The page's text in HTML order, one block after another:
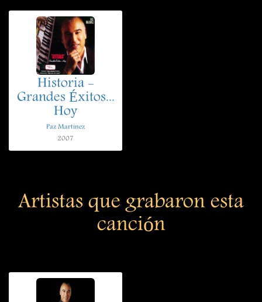
Historia -
Grandes Éxitos...
Hoy
Paz Martinez
2007
Artistas que grabaron esta
canción